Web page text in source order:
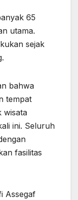
65
utama.
sejak
bahwa
tempat
wisata
ini. Seluruh
fasilitas
Assegaf